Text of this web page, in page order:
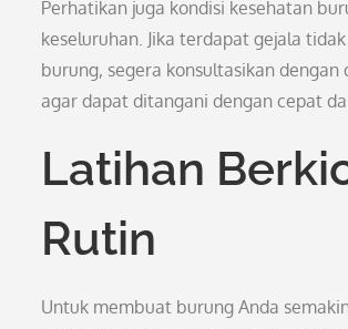
Perhatikan juga kondisi kesehatan
keseluruhan. Jika terdapat gejala
burung, segera konsultasikan dengan
agar dapat ditangani dengan cepat
Latihan
Rutin
Untuk membuat burung Anda